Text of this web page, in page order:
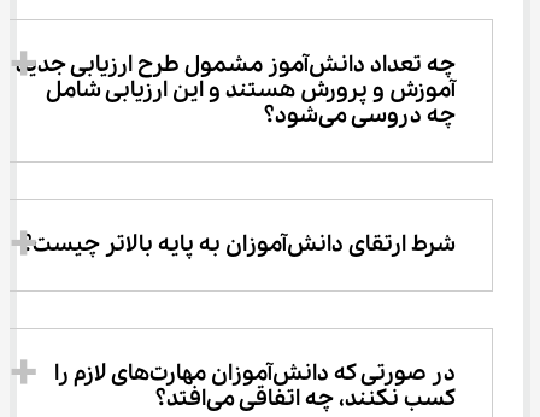
چه تعداد دانش‌آموز مشمول طرح ارزیابی جدید
آموزش و پرورش هستند و این ارزیابی شامل
چه دروسی می‌شود؟
شرط ارتقای دانش‌آموزان به پایه بالاتر چیست؟
در صورتی که دانش‌آموزان مهارت‌های لازم را
کسب نکنند، چه اتفاقی می‌افتد؟